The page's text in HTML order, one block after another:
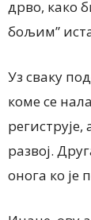
дрво, како
бољим”
Уз сваку
коме се
развој.
онога ко је